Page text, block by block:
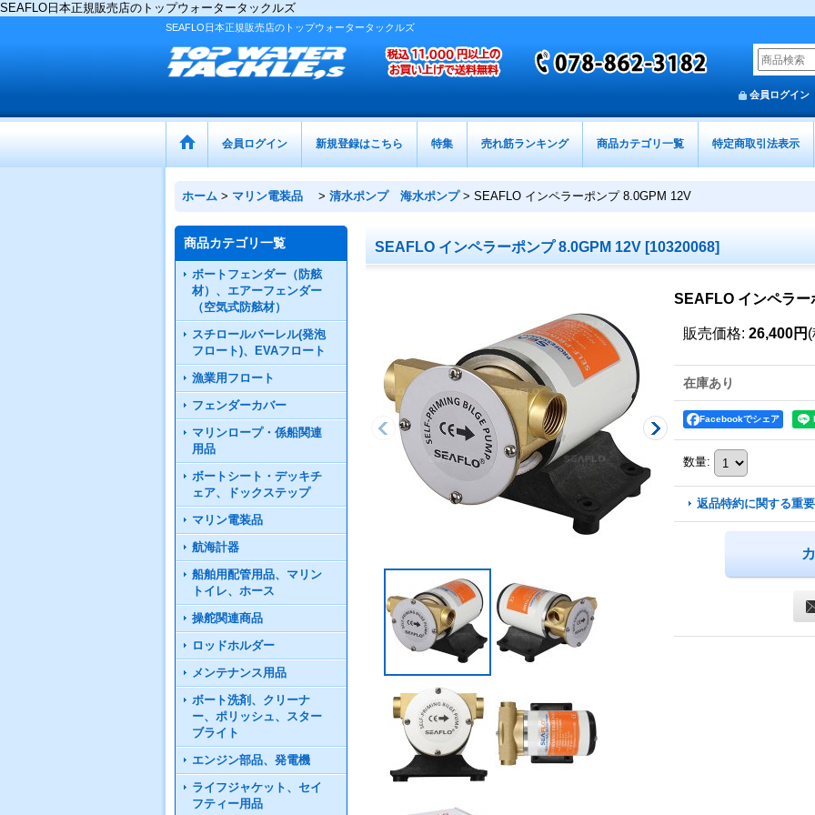
SEAFLO日本正規販売店のトップウォータータックルズ
SEAFLO日本正規販売店のトップウォータータックルズ
会員ログイン
会員ログイン 新規登録はこちら 特集 売れ筋ランキング 商品カテゴリ一覧 特定商取引法表示
ホーム > マリン電装品 > 清水ポンプ 海水ポンプ > SEAFLO インペラーポンプ 8.0GPM 12V
商品カテゴリ一覧
ボートフェンダー（防舷
材）、エアーフェンダー
（空気式防舷材）
スチロールバーレル(発泡
フロート)、EVAフロート
漁業用フロート
フェンダーカバー
マリンロープ・係船関連
用品
ボートシート・デッキチ
ェア、ドックステップ
マリン電装品
航海計器
船舶用配管用品、マリン
トイレ、ホース
操舵関連商品
ロッドホルダー
メンテナンス用品
ボート洗剤、クリーナ
ー、ポリッシュ、スター
ブライト
エンジン部品、発電機
ライフジャケット、セイ
フティー用品
SEAFLO インペラーポンプ 8.0GPM 12V [10320068]
SEAFLO インペラー
販売価格: 26,400円
在庫あり
Facebookでシェア
数量:
返品特約に関する重